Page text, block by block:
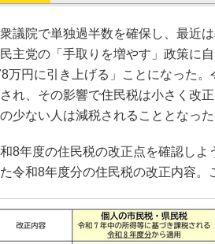
議院で単独過半数を確保し、最近
主党の「手取りを増やす」政策に
万円に引き上げる」ことになった
れ、その影響で住民税は小さく改
少ない人は減税されることとなった
8年度の住民税の改正点を確認しよ
令和8年度分の住民税の改正内容。